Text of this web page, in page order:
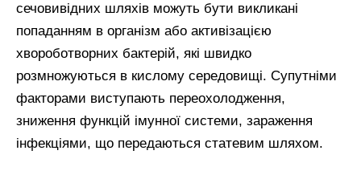
сечовивідних шляхів можуть бути викликані
попаданням в організм або активізацією
хвороботворних бактерій, які швидко
розмножуються в кислому середовищі. Супутніми
факторами виступають переохолодження,
зниження функцій імунної системи, зараження
інфекціями, що передаються статевим шляхом.